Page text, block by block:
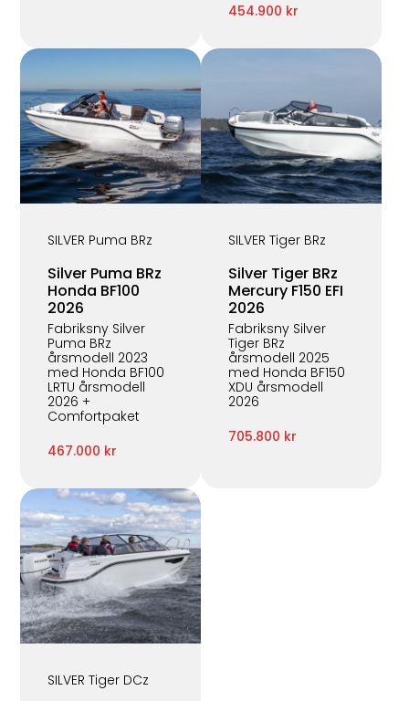
454.900 kr
SILVER Puma BRz
Silver Puma BRz
Honda BF100
2026
Fabriksny Silver
Puma BRz
årsmodell 2023
med Honda BF100
LRTU årsmodell
2026 +
Comfortpaket
467.000 kr
SILVER Tiger BRz
Silver Tiger BRz
Mercury F150 EFI
2026
Fabriksny Silver
Tiger BRz
årsmodell 2025
med Honda BF150
XDU årsmodell
2026
705.800 kr
SILVER Tiger DCz